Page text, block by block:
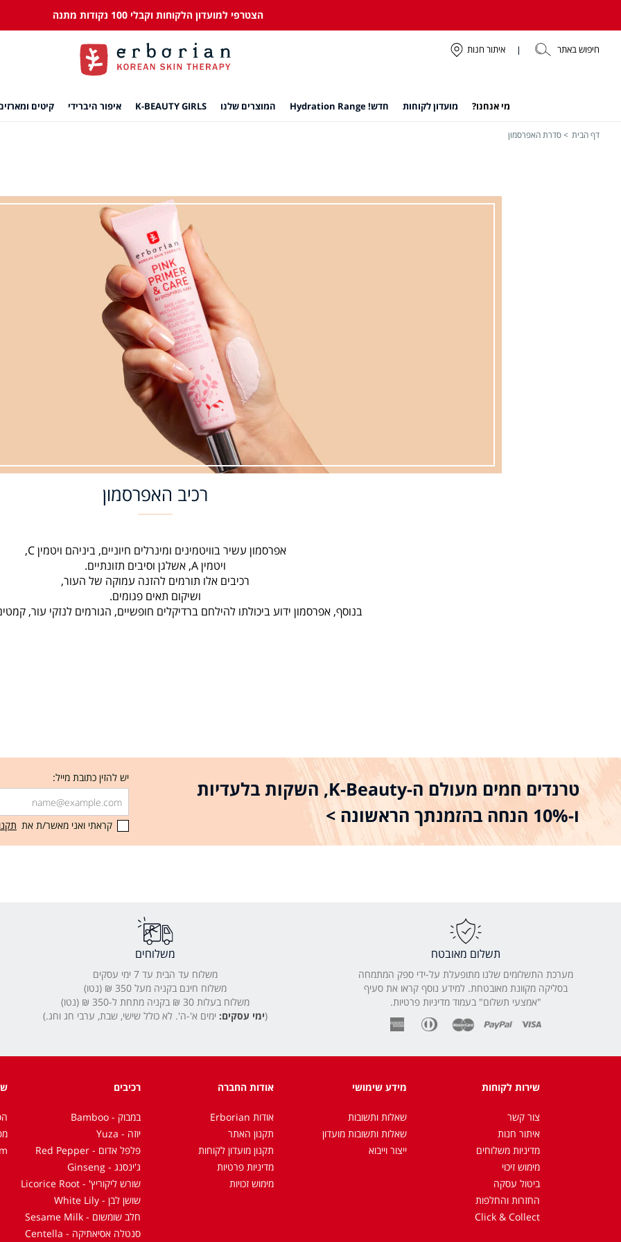
הצטרפי למועדון הלקוחות וקבלי 100 נקודות מתנה
חיפוש באתר איתור חנות
מי אנחנו? מועדון לקוחות חדש! Hydration Range המוצרים שלנו K-BEAUTY GIRLS איפור היברידי קיטים
דף הבית סדרת האפרסמון
רכיב האפרסמון
אפרסמון עשיר בוויטמינים ומינרלים חיוניים, ביניהם ויטמין C,
ויטמין A, אשלגן וסיבים תזונתיים.
רכיבים אלו תורמים להזנה עמוקה של העור,
ושיקום תאים פגומים.
בנוסף, אפרסמון ידוע ביכולתו להילחם ברדיקלים חופשיים, הגורמים לנזקי עור,
טרנדים חמים מעולם ה-K-Beauty, השקות בלעדיות
ו-10% הנחה בהזמנתך הראשונה >
יש להזין כתובת מייל:
קראתי ואני מאשר/ת את
תשלום מאובטח
מערכת התשלומים שלנו מתופעלת על-ידי ספק המתמחה
בסליקה מקוונת מאובטחת. למידע נוסף קראו את סעיף
"אמצעי תשלום" בעמוד מדיניות פרטיות.
משלוחים
משלוח עד הבית עד 7 ימי עסקים
משלוח חינם בקניה מעל 350 ₪ (נטו)
משלוח בעלות 30 ₪ בקניה מתחת ל-350 ₪ (נטו)
(ימי עסקים: ימים א'-ה'. לא כולל שישי, שבת, ערבי חג וחג.)
שירות לקוחות
צור קשר
איתור חנות
מדיניות משלוחים
מימוש זיכוי
ביטול עסקה
החזרות והחלפות
Click & Collect
מידע שימושי
שאלות ותשובות
שאלות ותשובות מועדון
ייצור וייבוא
אודות החברה
אודות Erborian
תקנון האתר
תקנון מועדון לקוחות
מדיניות פרטיות
מימוש זכויות
רכיבים
במבוק - Bamboo
יוזה - Yuza
פלפל אדום - Red Pepper
ג'ינסנג - Ginseng
שורש ליקוריץ' - Licorice Root
שושן לבן - White Lily
חלב שומשום - Sesame Milk
סנטלה אסיאתיקה - Centella